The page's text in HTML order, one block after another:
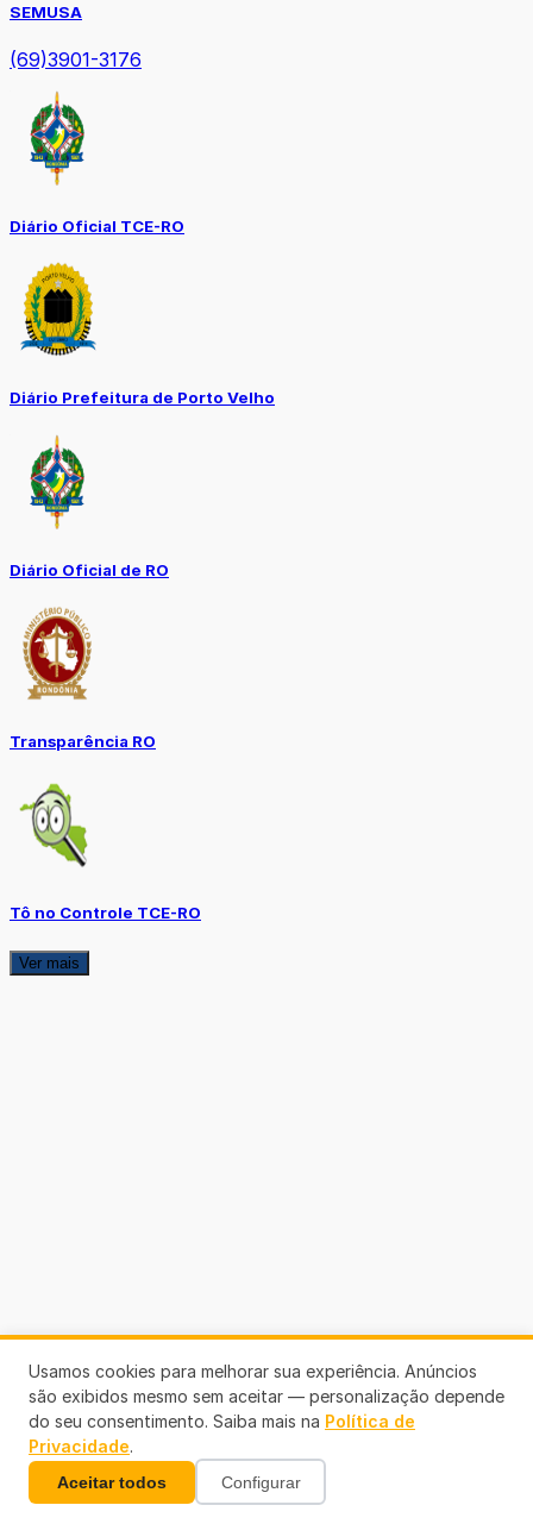
SEMUSA
(69)3901-3176
Diário Oficial TCE-RO
Diário Prefeitura de Porto Velho
Diário Oficial de RO
Transparência RO
Tô no Controle TCE-RO
Ver mais
Usamos cookies para melhorar sua experiência. Anúncios
são exibidos mesmo sem aceitar — personalização depende
do seu consentimento. Saiba mais na Política de
Privacidade.
Aceitar todos Configurar